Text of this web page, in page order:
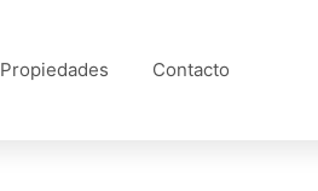
Propiedades Contacto